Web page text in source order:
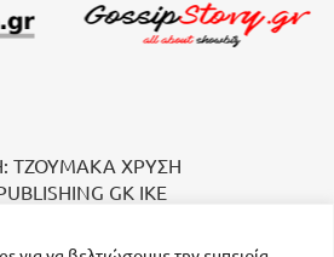
ΤΖΟΥΜΑΚΑ ΧΡΥΣΗ
GK IKE